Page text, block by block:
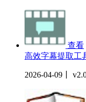
查看
高效字幕提取工
2026-04-09丨